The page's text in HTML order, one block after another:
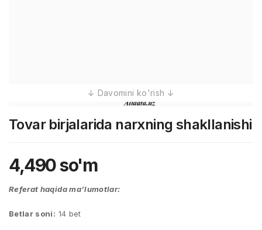
Tovar birjalarida narxning shakllanishi
4,490so'm
Referat haqida ma’lumotlar:
Betlar soni: 14 bet